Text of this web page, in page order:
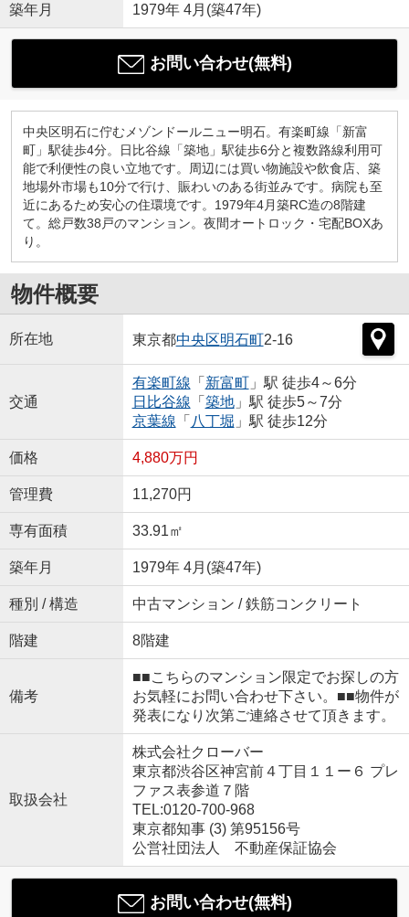
築年月 1979年 4月(築47年)
お問い合わせ(無料)
中央区明石に佇むメゾンドールニュー明石。有楽町線「新富
町」駅徒歩4分。日比谷線「築地」駅徒歩6分と複数路線利用可
能で利便性の良い立地です。周辺には買い物施設や飲食店、築
地場外市場も10分で行け、賑わいのある街並みです。病院も至
近にあるため安心の住環境です。1979年4月築RC造の8階建
て。総戸数38戸のマンション。夜間オートロック・宅配BOXあ
り。
物件概要
所在地 東京都中央区明石町2-16
交通
有楽町線 「 新富町」駅 徒歩4～6分
日比谷線 「 築地」駅 徒歩5～7分
京葉線 「 八丁堀 」駅 徒歩12分
価格 4,880万円
管理費 11,270円
専有面積 33.91㎡
築年月 1979年 4月(築47年)
種別 / 構造 中古マンション / 鉄筋コンクリート
階建 8階建
備考
■■こちらのマンション限定でお探しの方
お気軽にお問い合わせ下さい。■■物件が
発表になり次第ご連絡させて頂きます。
取扱会社
株式会社クローバー
東京都渋谷区神宮前４丁目１１ー６ プレ
ファス表参道７階
TEL:0120-700-968
東京都知事 (3) 第95156号
公営社団法人 不動産保証協会
お問い合わせ(無料)